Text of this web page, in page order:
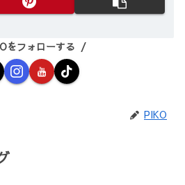
をフォローする
PIKO